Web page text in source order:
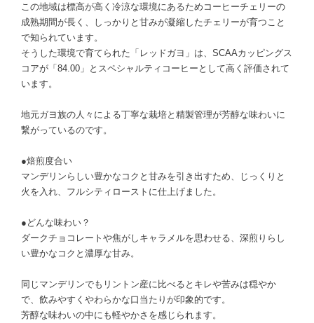
この地域は標高が高く冷涼な環境にあるためコーヒーチェリーの
成熟期間が長く、しっかりと甘みが凝縮したチェリーが育つこと
で知られています。
そうした環境で育てられた「レッドガヨ」は、SCAAカッピングス
コアが「84.00」とスペシャルティコーヒーとして高く評価されて
います。
地元ガヨ族の人々による丁寧な栽培と精製管理が芳醇な味わいに
繋がっているのです。
●焙煎度合い
マンデリンらしい豊かなコクと甘みを引き出すため、じっくりと
火を入れ、フルシティローストに仕上げました。
●どんな味わい？
ダークチョコレートや焦がしキャラメルを思わせる、深煎りらし
い豊かなコクと濃厚な甘み。
同じマンデリンでもリントン産に比べるとキレや苦みは穏やか
で、飲みやすくやわらかな口当たりが印象的です。
芳醇な味わいの中にも軽やかさを感じられます。